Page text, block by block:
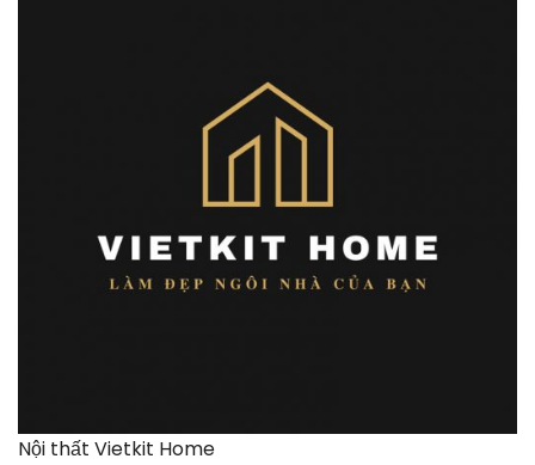
Nội thất Vietkit Home